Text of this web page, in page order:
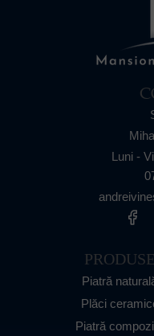
Luni -
PRODUSE
Piatră
Plăci
Piatră